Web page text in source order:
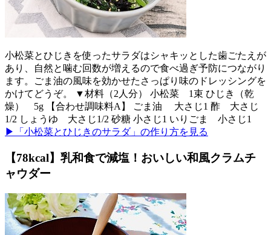
小松菜とひじきを使ったサラダはシャキッとした歯ごたえが
あり、自然と噛む回数が増えるので食べ過ぎ予防につながり
ます。ごま油の風味を効かせたさっぱり味のドレッシングを
かけてどうぞ。 ▼材料（2人分） 小松菜 1束 ひじき（乾
燥） 5g 【合わせ調味料A】 ごま油 大さじ1 酢 大さじ
1/2 しょうゆ 大さじ1/2 砂糖 小さじ1 いりごま 小さじ1
▶「小松菜とひじきのサラダ」の作り方を見る
【78kcal】乳和食で減塩！おいしい和風クラムチ
ャウダー